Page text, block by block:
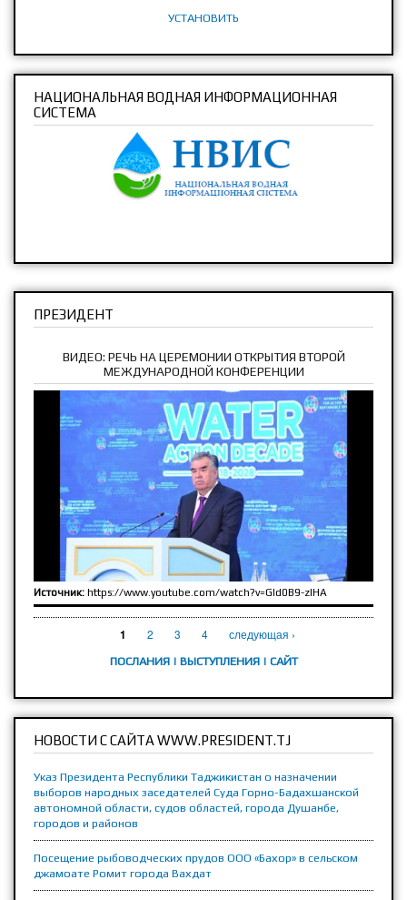
УСТАНОВИТЬ
НАЦИОНАЛЬНАЯ ВОДНАЯ ИНФОРМАЦИОННАЯ
СИСТЕМА
ПРЕЗИДЕНТ
ВИДЕО: РЕЧЬ НА ЦЕРЕМОНИИ ОТКРЫТИЯ ВТОРОЙ
МЕЖДУНАРОДНОЙ КОНФЕРЕНЦИИ
Источник: https://www.youtube.com/watch?v=GId0B9-zlHA
1 2 3 4 следующая ›
ПОСЛАНИЯ| ВЫСТУПЛЕНИЯ| САЙТ
НОВОСТИ С САЙТА WWW.PRESIDENT.TJ
Указ Президента Республики Таджикистан о назначении
выборов народных заседателей Суда Горно-Бадахшанской
автономной области, судов областей, города Душанбе,
городов и районов
Посещение рыбоводческих прудов ООО «Бахор» в сельском
джамоате Ромит города Вахдат